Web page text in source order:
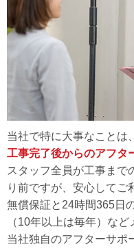
当社で特に大事なことは、
工事完了後からのアフタ
スタッフ全員が工事まで
り前ですが、安心してご
無償保証と24時間365日
（10年以上は毎年）な
当社独自のアフターサポ